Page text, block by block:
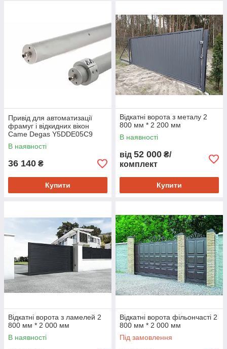
Привід для автоматизації
фрамуг і відкидних вікон
Came Degas Y5DDE05C9
В наявності
36 140 ₴
Купити
Відкатні ворота з металу 2
800 мм * 2 200 мм
В наявності
від 52 000 ₴/
комплект
Купити
Відкатні ворота з ламелей 2
800 мм * 2 000 мм
В наявності
Відкатні ворота фільончасті 2
800 мм * 2 000 мм
Під замовлення